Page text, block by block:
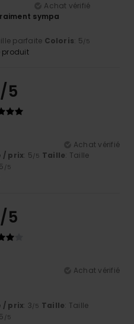
Achat vérifié
sympa
parfaite Coloris: 5/5
produit
/5
Achat vérifié
/ prix: 5/5 Taille: Taille
/5
/5
Achat vérifié
/ prix: 3/5 Taille: Taille
/5